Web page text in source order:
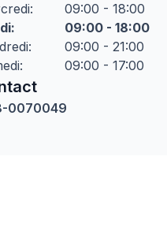
:
09:00 - 18:00
:
09:00 - 18:00
:
09:00 - 21:00
: 09:00 - 17:00
0070049